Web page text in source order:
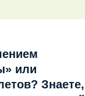
или
Знаете,